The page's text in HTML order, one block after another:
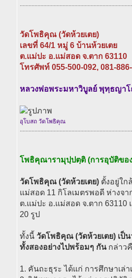
............................................................................
วัดโพธิคุณ (วัดห้วยเตย)
เลขที่ 64/1 หมู่ 6 บ้านห้วยเตย
ต.แม่ปะ อ.แม่สอด จ.ตาก 63110
โทรศัพท์ 055-500-092, 081-
หลวงพ่อพระมหาวิบูลย์ พุทฺธญาโ
อุโบสถ วัดโพธิคุณ
............................................................................
โพธิคุณารามุปฺปตฺติ (การอุบัติขอ
วัดโพธิคุณ (วัดห้วยเตย) ตั้งอยู่ใก
แม่สอด 11 กิโลเมตรพอดี ห่างจ
ต.แม่ปะ อ.แม่สอด จ.ตาก
20 รูป
ทั้งนี้ วัดโพธิคุณ (วัดห้วยเตย) เป็
ทั้งสองอย่างไปพร้อมๆ กันกล่าว
1. คันถะธุระ ได้แก่ การศึกษาเล่